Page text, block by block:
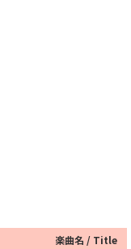
楽曲名 / Title